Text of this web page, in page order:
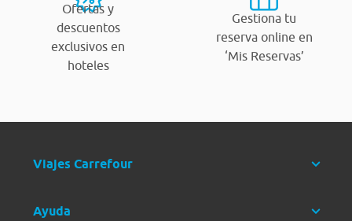
Ofertas y
descuentos
exclusivos en
hoteles
Gestiona tu
reserva online en
‘Mis Reservas’
Viajes Carrefour
Ayuda